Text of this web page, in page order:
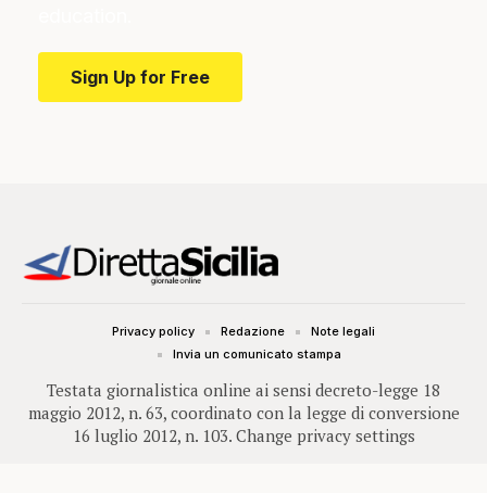
Sign Up for Free
Testata giornalistica online ai sensi decreto-legge 18
maggio 2012, n. 63, coordinato con la legge di conversione
16 luglio 2012, n. 103. Change privacy settings
Privacy policy Redazione
Note legali
Invia un comunicato stampa